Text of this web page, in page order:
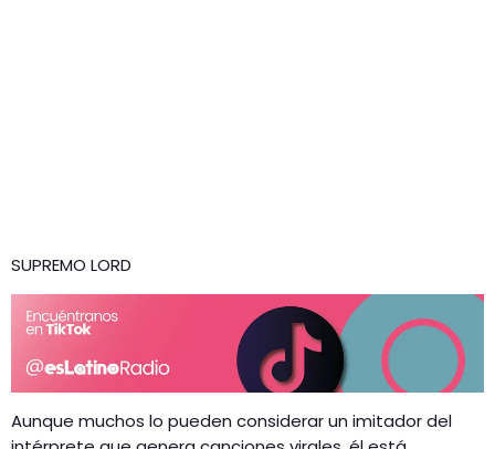
SUPREMO LORD
Aunque muchos lo pueden considerar un imitador del